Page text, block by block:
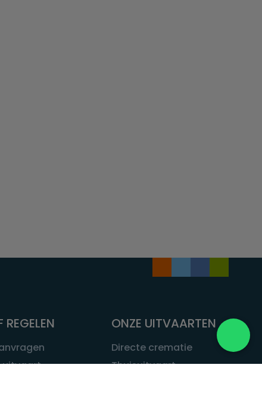
uitvaart
ONZE UITVAARTEN
Directe crematie
Thuisuitvaart